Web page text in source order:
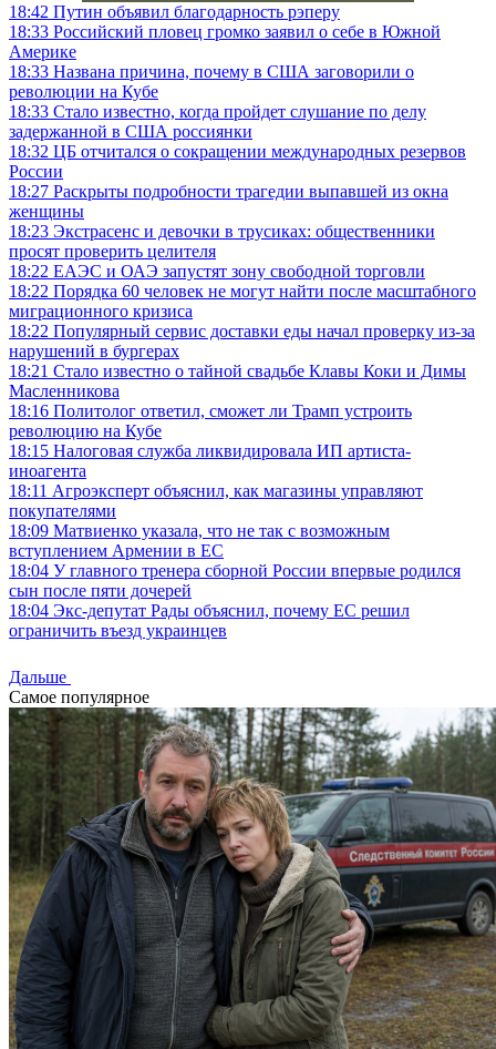
18:42 Путин объявил благодарность рэперу
18:33 Российский пловец громко заявил о себе в Южной
Америке
18:33 Названа причина, почему в США заговорили о
революции на Кубе
18:33 Стало известно, когда пройдет слушание по делу
задержанной в США россиянки
18:32 ЦБ отчитался о сокращении международных резервов
России
18:27 Раскрыты подробности трагедии выпавшей из окна
женщины
18:23 Экстрасенс и девочки в трусиках: общественники
просят проверить целителя
18:22 ЕАЭС и ОАЭ запустят зону свободной торговли
18:22 Порядка 60 человек не могут найти после масштабного
миграционного кризиса
18:22 Популярный сервис доставки еды начал проверку из-за
нарушений в бургерах
18:21 Стало известно о тайной свадьбе Клавы Коки и Димы
Масленникова
18:16 Политолог ответил, сможет ли Трамп устроить
революцию на Кубе
18:15 Налоговая служба ликвидировала ИП артиста-
иноагента
18:11 Агроэксперт объяснил, как магазины управляют
покупателями
18:09 Матвиенко указала, что не так с возможным
вступлением Армении в ЕС
18:04 У главного тренера сборной России впервые родился
сын после пяти дочерей
18:04 Экс-депутат Рады объяснил, почему ЕС решил
ограничить въезд украинцев
Дальше
Самое популярное